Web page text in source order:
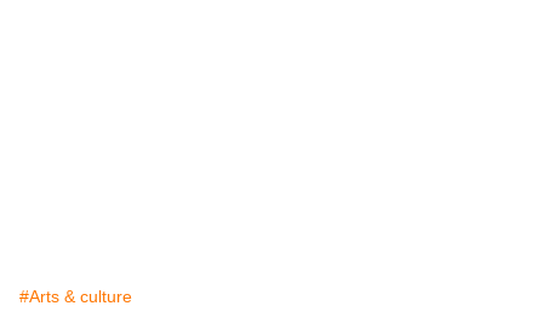
#Arts & culture